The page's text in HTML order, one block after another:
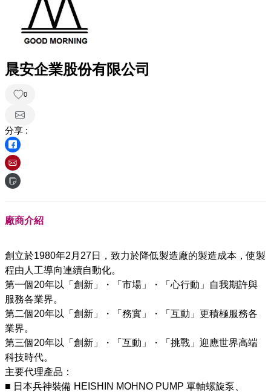
晨安企業股份有限公司
0
分享 :
廠商介紹
創立於1980年2月27日，致力於降低製造廠的製造成本，使製
程由人工導向連續自動化。
第一個20年以「創新」・「市場」・「心行動」自我期許與
服務各業界。
第二個20年以「創新」・「務實」・「互動」更積極服務各
業界。
第三個20年以「創新」・「互動」・「挑戰」迎應世界高端
科技時代。
主要代理產品：
■ 日本兵神裝備 HEISHIN MOHNO PUMP 單軸螺旋泵、